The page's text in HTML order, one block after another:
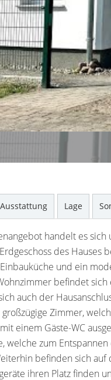
Ausstattung Lage
handelt es
des Hauses
und ein
befindet
auch der
Zimmer,
einem Gäste-WC
welche zum
befinden sich
ihren Platz finden